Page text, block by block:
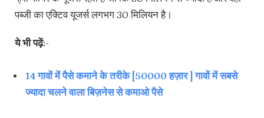
पब्जी का एक्टिव यूजर्स लगभग 30 मिलियन है।
ये भी पढ़ें:-
14 गावों में पैसे कमाने के तरीके [50000 हज़ार ] गावों में सबसे
ज्यादा चलने वाला बिज़नेस से कमाओ पैसे